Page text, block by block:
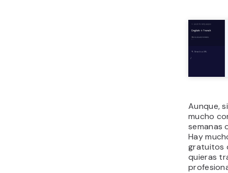
Aunque,
mucho
semanas
Hay
gratuitos
quieras